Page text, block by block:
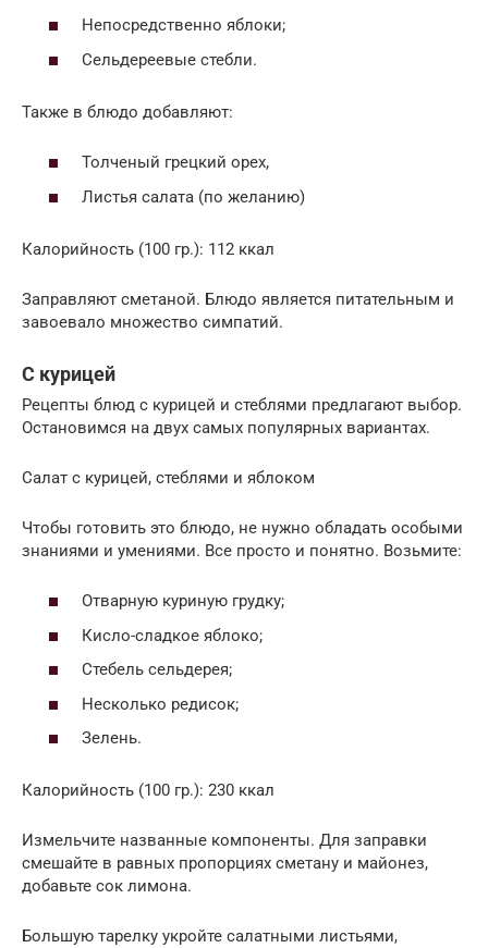
Непосредственно яблоки;
Сельдереевые стебли.
Также в блюдо добавляют:
Толченый грецкий орех,
Листья салата (по желанию)
Калорийность (100 гр.): 112 ккал
Заправляют сметаной. Блюдо является питательным и
завоевало множество симпатий.
С курицей
Рецепты блюд с курицей и стеблями предлагают выбор.
Остановимся на двух самых популярных вариантах.
Салат с курицей, стеблями и яблоком
Чтобы готовить это блюдо, не нужно обладать особыми
знаниями и умениями. Все просто и понятно. Возьмите:
Отварную куриную грудку;
Кисло-сладкое яблоко;
Стебель сельдерея;
Несколько редисок;
Зелень.
Калорийность (100 гр.): 230 ккал
Измельчите названные компоненты. Для заправки
смешайте в равных пропорциях сметану и майонез,
добавьте сок лимона.
Большую тарелку укройте салатными листьями,